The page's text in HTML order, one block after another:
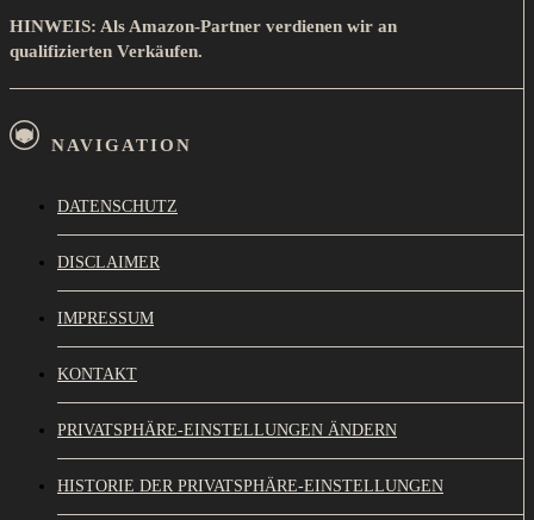
HINWEIS: Als Amazon-Partner verdienen wir an
qualifizierten Verkäufen.
NAVIGATION
DATENSCHUTZ
DISCLAIMER
IMPRESSUM
KONTAKT
PRIVATSPHÄRE-EINSTELLUNGEN ÄNDERN
HISTORIE DER PRIVATSPHÄRE-EINSTELLUNGEN